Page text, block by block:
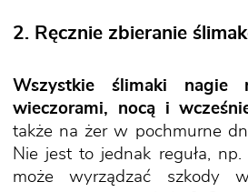
2. Ręcznie zbieranie
Wszystkie ślimaki nagie
wieczorami, nocą i
także na żer w pochmurne
Nie jest to jednak reguła,
może wyrządzać szkody